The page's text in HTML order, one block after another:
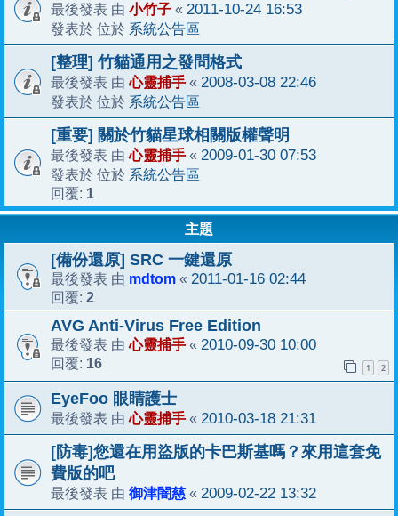
最後發表 由 小竹子 « 2011-10-24 16:53
發表於 位於 系統公告區
[整理] 竹貓通用之發問格式
最後發表 由心靈捕手 « 2008-03-08 22:46
發表於 位於 系統公告區
[重要] 關於竹貓星球相關版權聲明
最後發表 由心靈捕手 « 2009-01-30 07:53
發表於 位於 系統公告區
回覆: 1
主題
[備份還原] SRC 一鍵還原
最後發表 由 mdtom « 2011-01-16 02:44
回覆: 2
AVG Anti-Virus Free Edition
最後發表 由心靈捕手 « 2010-09-30 10:00
回覆: 16 1 2
EyeFoo 眼睛護士
最後發表 由心靈捕手 « 2010-03-18 21:31
[防毒]您還在用盜版的卡巴斯基嗎？來用這套免
費版的吧
最後發表 由 御津闇慈 « 2009-02-22 13:32